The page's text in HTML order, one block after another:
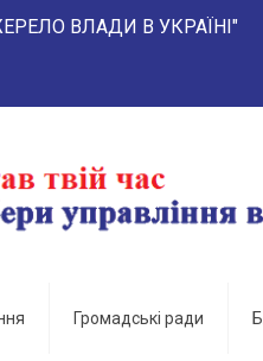
ВЛАДИ В
Громадські ради